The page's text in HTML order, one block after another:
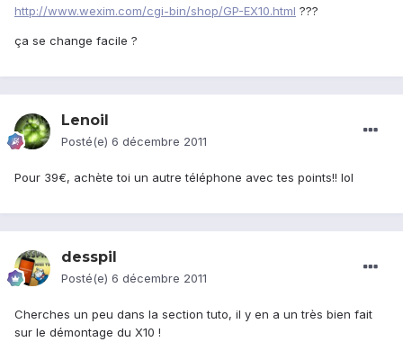
http://www.wexim.com/cgi-bin/shop/GP-EX10.html ???
ça se change facile ?
Lenoil
Posté(e) 6 décembre 2011
Pour 39€, achète toi un autre téléphone avec tes points!! lol
desspil
Posté(e) 6 décembre 2011
Cherches un peu dans la section tuto, il y en a un très bien fait
sur le démontage du X10 !